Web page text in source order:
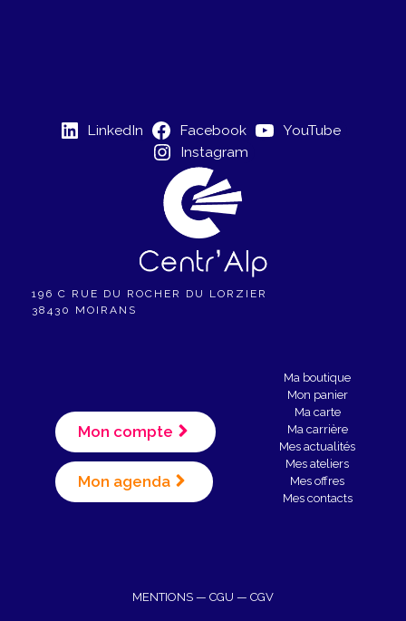
e
LinkedIn Facebook
YouTube
Instagram
196 C RUE DU ROCHER DU LORZIER
38430 MOIRANS
Mon compte
Mon agenda
Ma boutique
Mon panier
Ma carte
Ma carrière
Mes actualités
Mes ateliers
Mes offres
Mes contacts
MENTIONS — CGU — CGV